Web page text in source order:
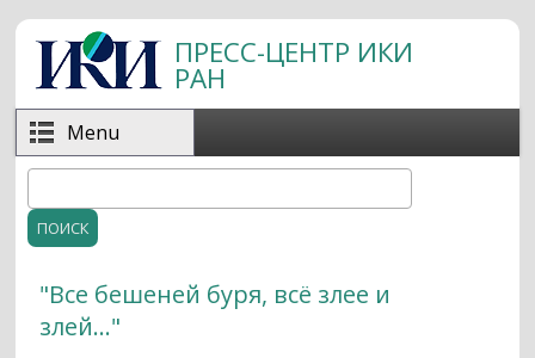
Перейти к основному содержанию
ПРЕСС-ЦЕНТР ИКИ
РАН
Menu
Форма поиска
"Все бешеней буря, всё злее и
злей..."